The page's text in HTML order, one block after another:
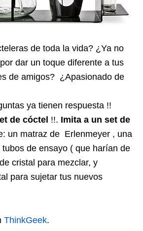
de toda la vida? ¿Ya no
dar un toque diferente a tus
de amigos? ¿Apasionado de
ya tienen respuesta !!
de cóctel !!. Imita a un set de
un matraz de Erlenmeyer , una
de ensayo ( que harían de
cristal para mezclar, y
para sujetar tus nuevos
ThinkGeek.